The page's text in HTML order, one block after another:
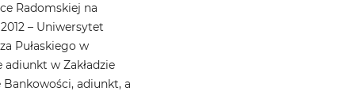
Radomskiej na
– Uniwersytet
Pułaskiego w
w Zakładzie
adiunkt, a